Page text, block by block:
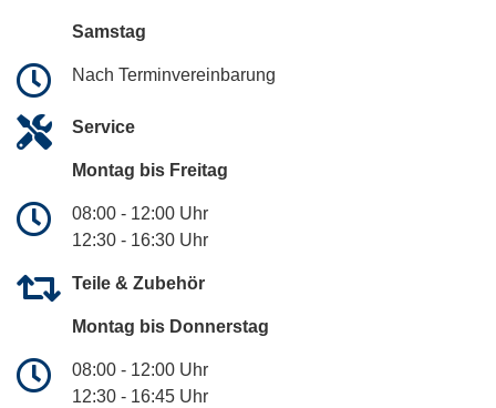
Samstag
Nach Terminvereinbarung
Service
Montag bis Freitag
08:00 - 12:00 Uhr
12:30 - 16:30 Uhr
Teile & Zubehör
Montag bis Donnerstag
08:00 - 12:00 Uhr
12:30 - 16:45 Uhr